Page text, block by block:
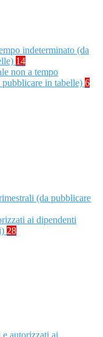
indeterminato (da
14
non a tempo
in tabelle) 6
(da pubblicare
ai dipendenti
28